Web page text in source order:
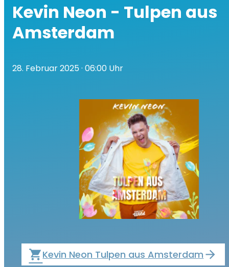
Kevin Neon - Tulpen aus
Amsterdam
28. Februar 2025· 06:00 Uhr
local_grocery_storeKevin Neon Tulpen aus Amsterdam